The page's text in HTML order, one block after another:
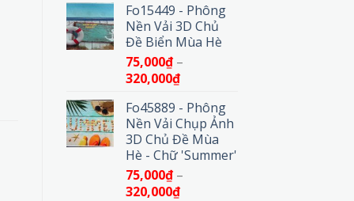
từ
75,000₫
đến
320,000₫
Fo15449 - Phông
Nền Vải 3D Chủ
Đề Biển Mùa Hè
75,000₫ –
320,000₫Khoảng
từ
75,000₫
đến
320,000₫
Fo45889 - Phông
Nền Vải Chụp Ảnh
3D Chủ Đề Mùa
Hè - Chữ 'Summer'
75,000₫ –
320,000₫Khoảng